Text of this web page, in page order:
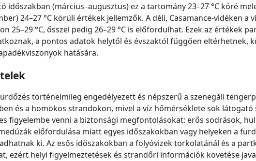
időszakban (március–augusztus) ez a tartomány 23–27 °C köré
24–27 °C körüli értékek jellemzők. A déli, Casamance-vidéken a
25–29 °C, ősszel pedig 26–29 °C is előfordulhat. Ezek az értékek
a pontos adatok helytől és évszaktól függően eltérhetnek,
hatására.
történelmileg engedélyezett és népszerű a szenegáli
és a homokos strandokon, mivel a víz hőmérséklete sok látogató
figyelembe venni a biztonsági megfontolásokat: erős sodrások,
előfordulása miatt egyes időszakokban vagy helyeken a
ki. Az esős időszakokban a folyóvizek torkolatánál és a
ezért helyi figyelmeztetések és strandőri információk követése